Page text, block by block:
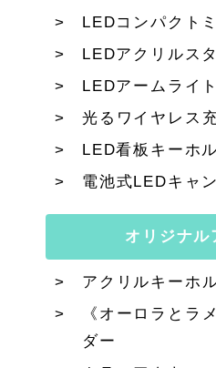
LEDコンパクト
LEDアクリルス
LEDアームライト
光るワイヤレス
LED看板キーホ
電池式LEDキャ
オリジナル
アクリルキーホ
《オーロラとラ
ダー